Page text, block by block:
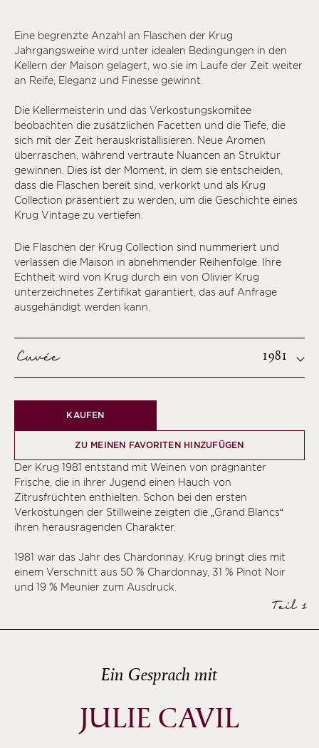
Eine begrenzte Anzahl an Flaschen der Krug
Jahrgangsweine wird unter idealen Bedingungen in den
Kellern der Maison gelagert, wo sie im Laufe der Zeit weiter
an Reife, Eleganz und Finesse gewinnt.
Die Kellermeisterin und das Verkostungskomitee
beobachten die zusätzlichen Facetten und die Tiefe, die
sich mit der Zeit herauskristallisieren. Neue Aromen
überraschen, während vertraute Nuancen an Struktur
gewinnen. Dies ist der Moment, in dem sie entscheiden,
dass die Flaschen bereit sind, verkorkt und als Krug
Collection präsentiert zu werden, um die Geschichte eines
Krug Vintage zu vertiefen.
Die Flaschen der Krug Collection sind nummeriert und
verlassen die Maison in abnehmender Reihenfolge. Ihre
Echtheit wird von Krug durch ein von Olivier Krug
unterzeichnetes Zertifikat garantiert, das auf Anfrage
ausgehändigt werden kann.
Cuvée 1981
KAUFEN
ZU MEINEN FAVORITEN HINZUFÜGEN
Der Krug 1981 entstand mit Weinen von prägnanter
Frische, die in ihrer Jugend einen Hauch von
Zitrusfrüchten enthielten. Schon bei den ersten
Verkostungen der Stillweine zeigten die „Grand Blancs“
ihren herausragenden Charakter.
1981 war das Jahr des Chardonnay. Krug bringt dies mit
einem Verschnitt aus 50 % Chardonnay, 31 % Pinot Noir
und 19 % Meunier zum Ausdruck.
Teil 1
Ein Gesprach mit
JULIE CAVIL